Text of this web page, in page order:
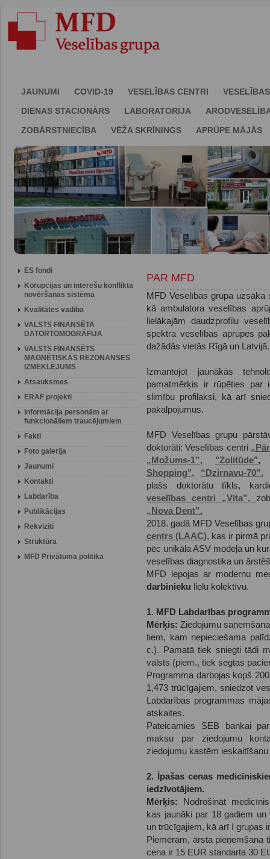
JAUNUMI COVID-19 VESELĪBAS CENTRI
DIENAS STACIONĀRS
LABORATORIJA
ZOBĀRSTNIECĪBA
VĒŽA SKRĪNINGS APRŪPE MĀJĀS
ES fondi
Korupcijas un interešu konflikta
novēršanas sistēma
Kvalitātes vadība
VALSTS FINANSĒTA
DATORTOMOGRĀFIJA
VALSTS FINANSĒTS
MAGNĒTISKĀS REZONANSES
IZMEKLĒJUMS
Atsauksmes
ERAF projekti
Informācija personām ar
funkcionāliem traucējumiem
Fakti
Foto galerija
Jaunumi
Kontakti
Labdarība
Publikācijas
Rekvizīti
Struktūra
MFD Privātuma politika
PAR MFD
MFD Veselības grupa
kā ambulatora veselības
lielākajām daudzprofilu
spektra veselības aprūpes
dažādās vietās Rīgā un Latvijā.
Izmantojot jaunākās
pamatmērķis ir rūpēties par
slimību profilaksi, kā arī
pakalpojumus.
MFD Veselības grupu
doktorāti: Veselības centri
„Možums-1”,
"Zolitūde"
Shopping",
“Dzirnavu-70”,
plašs doktorātu tīkls,
veselības centri „Vita”,
„Nova Dent”.
2018. gadā MFD Veselības
centrs (LAAC), kas ir pirmā
pēc unikāla ASV modeļa un
veselības diagnostika un
MFD lepojas ar modernu
darbinieku lielu kolektīvu.
1. MFD Labdarības
Mērķis: Ziedojumu
tiem, kam nepieciešama
c.). Pamatā tiek sniegti tādi
valsts (piem., tiek segtas
Programma darbojas kopš
1,473 trūcīgajiem, sniedzot
Labdarības programmas
atskaites.
Pateicamies SEB bankai
maksu par ziedojumu
ziedojumu kastēm
2. Īpašas cenas
iedzīvotājiem.
Mērķis: Nodrošināt
kas jaunāki par 18 gadiem
un trūcīgajiem, kā arī I grupas
Piemēram, ārsta pieņemšana
cena ir 15 EUR standarta 30